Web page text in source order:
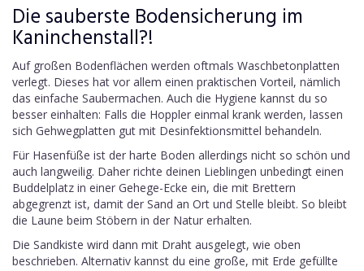
Die sauberste Bodensicherung im
Kaninchenstall?!
Auf großen Bodenflächen werden oftmals Waschbetonplatten
verlegt. Dieses hat vor allem einen praktischen Vorteil, nämlich
das einfache Saubermachen. Auch die Hygiene kannst du so
besser einhalten: Falls die Hoppler einmal krank werden, lassen
sich Gehwegplatten gut mit Desinfektionsmittel behandeln.
Für Hasenfüße ist der harte Boden allerdings nicht so schön und
auch langweilig. Daher richte deinen Lieblingen unbedingt einen
Buddelplatz in einer Gehege-Ecke ein, die mit Brettern
abgegrenzt ist, damit der Sand an Ort und Stelle bleibt. So bleibt
die Laune beim Stöbern in der Natur erhalten.
Die Sandkiste wird dann mit Draht ausgelegt, wie oben
beschrieben. Alternativ kannst du eine große, mit Erde gefüllte